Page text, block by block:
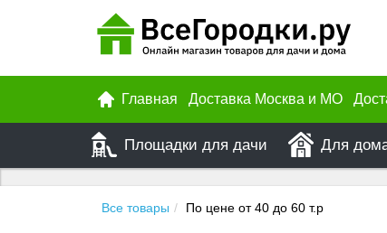
Главная Доставка Москва и МО
Площадки для дачи Для
Все товары По цене от 40 до 60 т.р